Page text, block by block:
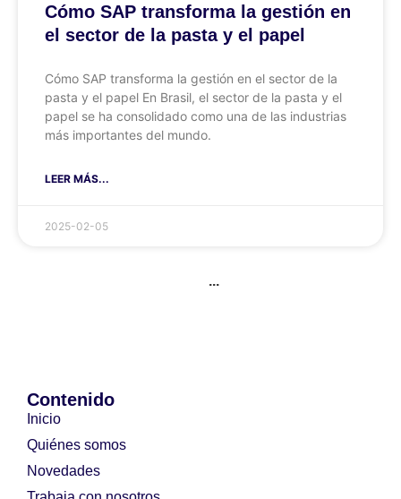
Cómo SAP transforma la gestión en
el sector de la pasta y el papel
Cómo SAP transforma la gestión en el sector de la
pasta y el papel En Brasil, el sector de la pasta y el
papel se ha consolidado como una de las industrias
más importantes del mundo.
LEER MÁS...
2025-02-05
...
Contenido
Inicio
Quiénes somos
Novedades